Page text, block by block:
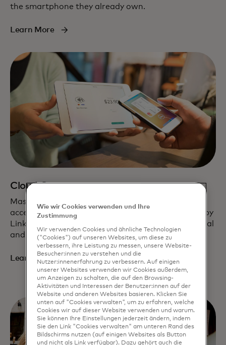
the smartphone they already own.
Learn More
Cloud Commerce
Mastercard’s cloud native, software-based
acceptance solution combines Tap on Phone, Pay by
Link, Click to Pay and more, enabling simple physical
and digital merchant acceptance.
Learn More
Wie wir Cookies verwenden und Ihre
Zustimmung
Wir verwenden Cookies und ähnliche Technologien
("Cookies") auf unseren Websites, um diese zu
verbessern, ihre Leistung zu messen, unsere Website-
Besucher:innen zu verstehen und die
Nutzer:innenerfahrung zu verbessern. Auf einigen
unserer Websites verwenden wir Cookies außerdem,
um Anzeigen zu schalten, die auf den Browsing-
Aktivitäten und Interessen der Benutzer:innen auf der
Website und anderen Websites basieren. Klicken Sie
unten auf "Cookies verwalten", um zu erfahren, welche
Cookies wir auf dieser Website verwenden und warum.
Sie können Ihre Einstellungen jederzeit ändern, indem
Sie den Link "Cookies verwalten" am unteren Rand des
Bildschirms nutzen (auf einigen Websites als Button
und nicht als Link verfügbar). Dazu gehört auch die